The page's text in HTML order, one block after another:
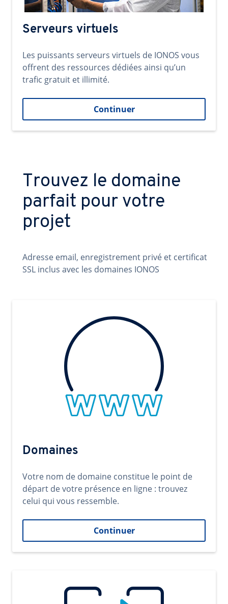
Serveurs virtuels
Les puissants serveurs virtuels de IONOS vous
offrent des ressources dédiées ainsi qu’un
trafic gratuit et illimité.
Continuer
Trouvez le domaine
parfait pour votre
projet
Adresse email, enregistrement privé et certificat
SSL inclus avec les domaines IONOS
Domaines
Votre nom de domaine constitue le point de
départ de votre présence en ligne : trouvez
celui qui vous ressemble.
Continuer